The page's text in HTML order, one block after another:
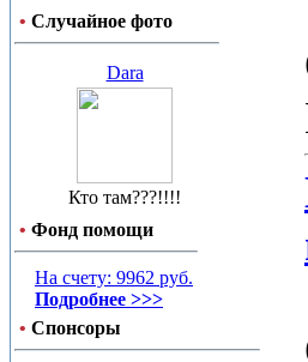
• Случайное фото
Dara
Кто там???!!!!
• Фонд помощи
На счету: 9962 руб.
Подробнее >>>
• Спонсоры